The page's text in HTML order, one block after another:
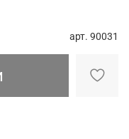
арт. 90031